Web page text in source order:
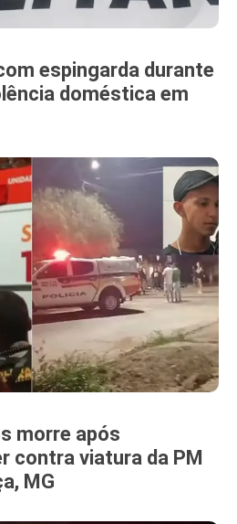
espingarda durante
doméstica em
morre após
contra viatura da PM
MG